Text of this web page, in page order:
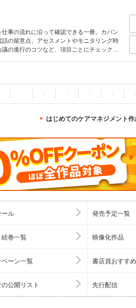
事の流れに沿って確認できる一冊。カバン
の留意点、アセスメントやモニタリング時
の進行のコツなど、項目ごとにチェックポ
・ ・ ・ ・ ・ ・
はじめてのケアマネジメント
ル 発売予定一覧
巻一覧 映像化作品
ーン一覧 書店員おすす
公開リスト 先行配信